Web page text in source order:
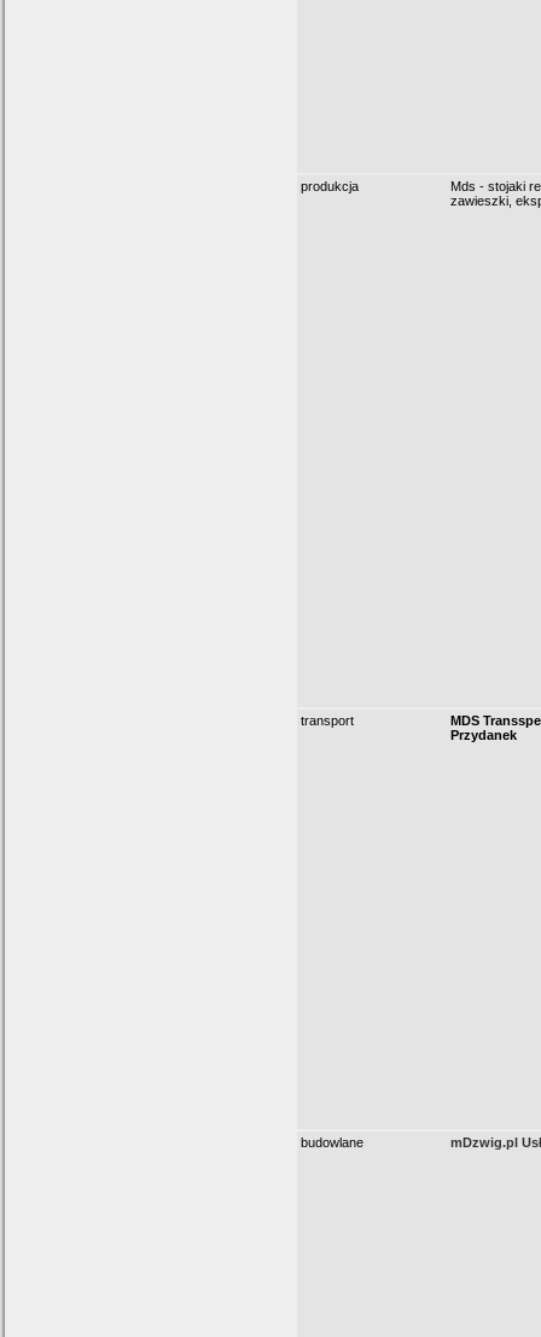
produkcja
Mds - stojaki
zawieszki,
transport
MDS
Przydanek
budowlane mDzwig.pl